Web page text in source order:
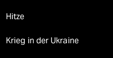
Hitze
Krieg in der Ukraine